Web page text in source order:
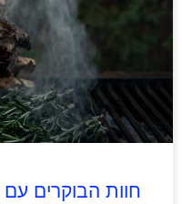
חוות הבוקרים עם